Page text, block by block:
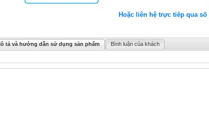
Hoặc liên hệ trực tiếp qua số
tả và hướng dẫn sử dụng sản phẩm Bình luận của khách